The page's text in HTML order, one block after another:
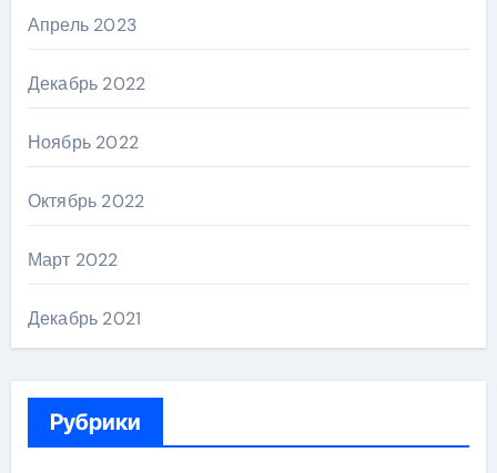
Апрель 2023
Декабрь 2022
Ноябрь 2022
Октябрь 2022
Март 2022
Декабрь 2021
Рубрики